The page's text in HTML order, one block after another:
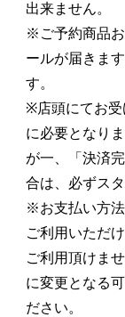
出来ません。
※ご予約商品
ールが届きま
す。
※店頭にてお受
に必要となり
が一、「決済
合は、必ずス
※お支払い方
ご利用いただ
ご利用頂けま
に変更となる
ださい。